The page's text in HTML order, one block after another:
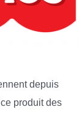
depuis
produit des